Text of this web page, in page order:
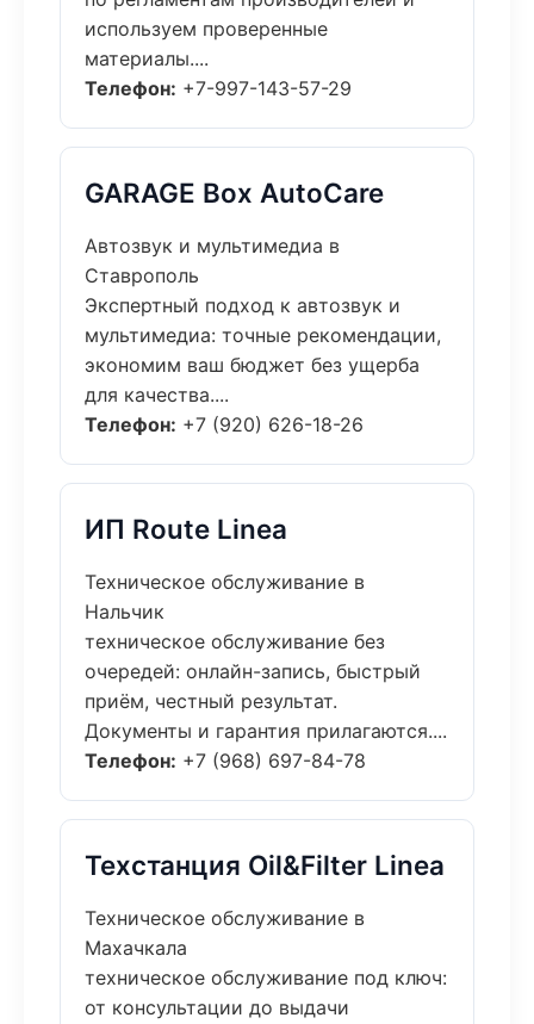
используем проверенные
материалы....
Телефон: +7-997-143-57-29
GARAGE Box AutoCare
Автозвук и мультимедиа в
Ставрополь
Экспертный подход к автозвук и
мультимедиа: точные рекомендации,
экономим ваш бюджет без ущерба
для качества....
Телефон: +7 (920) 626-18-26
ИП Route Linea
Техническое обслуживание в
Нальчик
техническое обслуживание без
очередей: онлайн-запись, быстрый
приём, честный результат.
Документы и гарантия прилагаются....
Телефон: +7 (968) 697-84-78
Техстанция Oil&Filter Linea
Техническое обслуживание в
Махачкала
техническое обслуживание под ключ:
от консультации до выдачи